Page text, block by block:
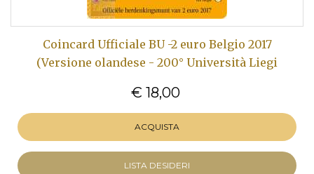
Coincard Ufficiale BU -2 euro Belgio 2017
(Versione olandese - 200° Università Liegi
€ 18,00
ACQUISTA
LISTA DESIDERI